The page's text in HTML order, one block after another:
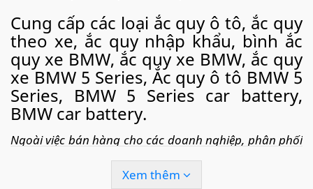
Cung cấp các loại ắc quy ô tô, ắc quy
theo xe, ắc quy nhập khẩu, bình ắc
quy xe BMW, ắc quy xe BMW, ắc quy
xe BMW 5 Series, Ắc quy ô tô BMW 5
Series, BMW 5 Series car battery,
BMW car battery.
Ngoài việc bán hàng cho các doanh nghiệp, phân phối
ắc quy cho các cửa hàng. Chúng tôi còn cung cấp
vụ thay thay ắc quy ô tô tận nơi, câu quy ô tô, cứu hộ
Xem thêm